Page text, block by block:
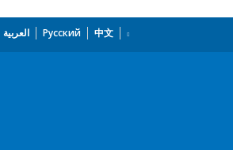
العربية Русский 中文